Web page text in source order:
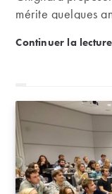
mérite quelques
Cuvée Spéciale
Continuer la lecture